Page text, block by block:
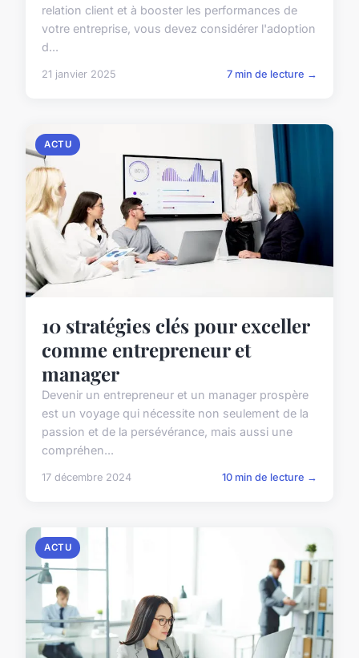
relation client et à booster les performances de
votre entreprise, vous devez considérer l'adoption
d...
21 janvier 2025 7 min de lecture →
ACTU
10 stratégies clés pour exceller
comme entrepreneur et
manager
Devenir un entrepreneur et un manager prospère
est un voyage qui nécessite non seulement de la
passion et de la persévérance, mais aussi une
compréhen...
17 décembre 2024 10 min de lecture →
ACTU